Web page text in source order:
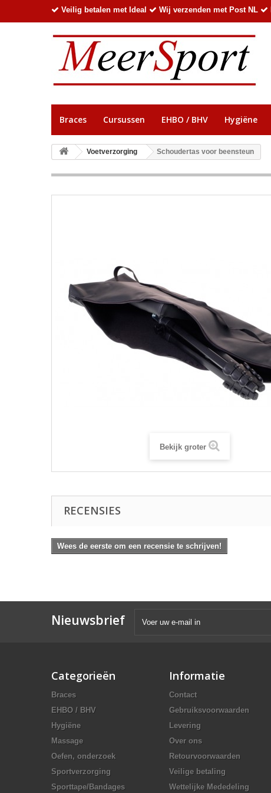
Veilig betalen met Ideal Wij verzenden met Post NL
Braces Cursussen EHBO / BHV Hygiëne
Voetverzorging Schoudertas voor beensteun
Bekijk groter
RECENSIES
Wees de eerste om een recensie te schrijven!
Nieuwsbrief
Categorieën
Braces
EHBO / BHV
Hygiëne
Massage
Oefen, onderzoek
Sportverzorging
Sporttape/Bandages
Informatie
Contact
Gebruiksvoorwaarden
Levering
Over ons
Retourvoorwaarden
Veilige betaling
Wettelijke Mededeling